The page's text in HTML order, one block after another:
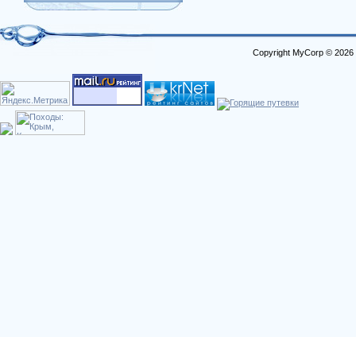
Copyright MyCorp © 2026